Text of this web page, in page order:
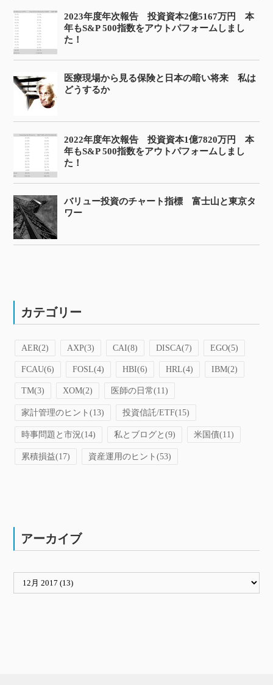
2023年度年次報告 投資資本2億5167万円 本
年もS&P 500指数をアウトパフォームしまし
た！
医療現場から見る保険と日本の暗い将来 私は
どうするか
2022年度年次報告 投資資本1億7820万円 本
年もS&P 500指数をアウトパフォームしまし
た！
バリュー投資のチャート指標 富士山と東京タ
ワー
カテゴリー
AER(2) AXP(3) CAI(8) DISCA(7) EGO(5)
FCAU(6) FOSL(4) HBI(6) HRL(4) IBM(2)
TM(3) XOM(2) 医師の日常(11)
家計管理のヒント(13) 投資信託/ETF(15)
時事問題と市況(14) 私とブログと(9) 米国債(11)
累積損益(17) 資産運用のヒント(53)
アーカイブ